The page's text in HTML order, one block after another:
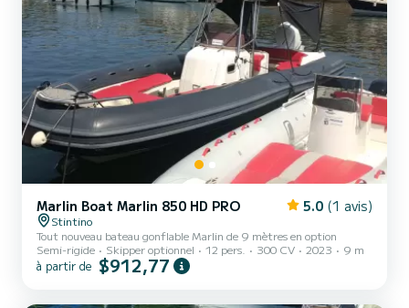
Marlin Boat Marlin 850 HD PRO 5.0 (1 avis)
Stintino
Tout nouveau bateau gonflable Marlin de 9 mètres en option
Semi-rigide
Skipper optionnel 12 pers. 300 CV 2023 9 m
à partir de $912,77